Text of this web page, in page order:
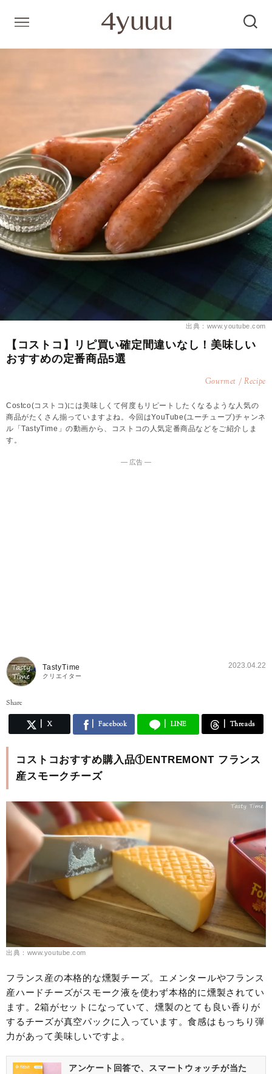
出典：www.youtube.com
【コストコ】リピ買い確定間違いなし！美味しい
おすすめの定番商品5選
Gourmet / Recipe
Costco(コストコ)には美味しくて何度もリピートしたくなるような人気の
商品がたくさん揃っていますよね。今回はYouTube(ユーチューブ)チャンネ
ル「TastyTime」の動画から、コストコの人気定番商品などをご紹介しま
す。
― 広告 ―
TastyTime
クリエイター
2023.04.22
Share
X Facebook LINE Threads
コストコおすすめ購入品①ENTREMONT フランス
産スモークチーズ
出典：www.youtube.com
フランス産の本格的な燻製チーズ。エメンタールやフランス
産ハードチーズがスモーク液を使わず本格的に燻製されてい
ます。2箱がセットになっていて、燻製のとても良い香りが
するチーズが真空パックに入っています。食感はもっちり弾
力があって美味しいですよ。
アンケート回答で、スマートウォッチが当た